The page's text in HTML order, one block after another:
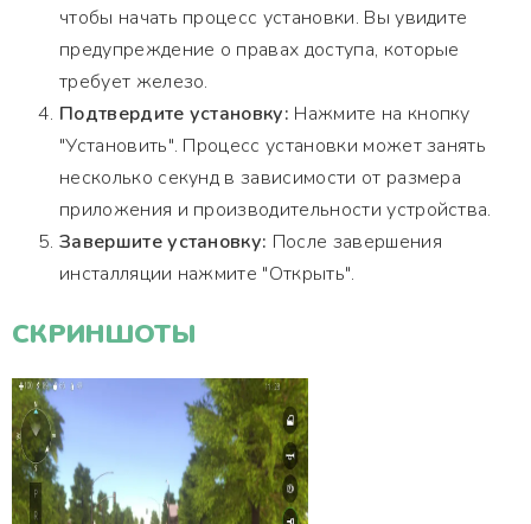
чтобы начать процесс установки. Вы увидите
предупреждение о правах доступа, которые
требует железо.
Подтвердите установку: Нажмите на кнопку
"Установить". Процесс установки может занять
несколько секунд в зависимости от размера
приложения и производительности устройства.
Завершите установку: После завершения
инсталляции нажмите "Открыть".
СКРИНШОТЫ